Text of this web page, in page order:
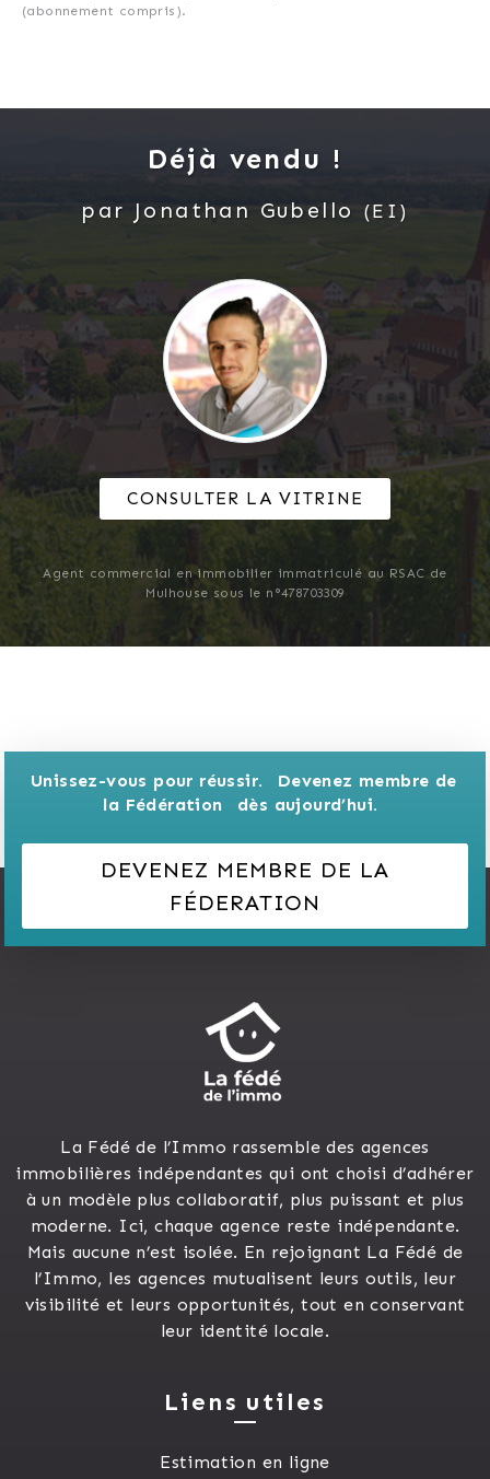
(abonnement compris).
Déjà vendu !
par Jonathan Gubello (EI)
CONSULTER LA VITRINE
Agent commercial en immobilier immatriculé au RSAC de
Mulhouse sous le n°478703309
Unissez-vous pour réussir.
Devenez membre de
la Fédération
dès aujourd’hui.
DEVENEZ MEMBRE DE LA
FÉDERATION
La Fédé de l’Immo rassemble des agences
immobilières indépendantes qui ont choisi d’adhérer
à un modèle plus collaboratif, plus puissant et plus
moderne. Ici, chaque agence reste indépendante.
Mais aucune n’est isolée. En rejoignant La Fédé de
l’Immo, les agences mutualisent leurs outils, leur
visibilité et leurs opportunités, tout en conservant
leur identité locale.
Liens utiles
Estimation en ligne